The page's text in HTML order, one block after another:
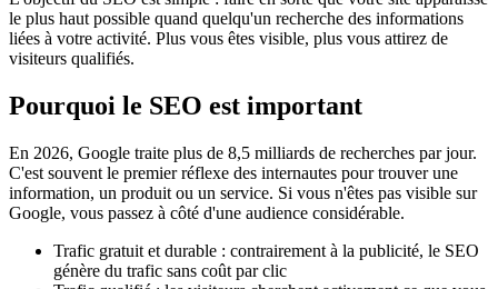
le plus haut possible quand quelqu'un recherche des informations
liées à votre activité. Plus vous êtes visible, plus vous attirez de
visiteurs qualifiés.
Pourquoi le SEO est important
En 2026, Google traite plus de 8,5 milliards de recherches par jour.
C'est souvent le premier réflexe des internautes pour trouver une
information, un produit ou un service. Si vous n'êtes pas visible sur
Google, vous passez à côté d'une audience considérable.
Trafic gratuit et durable : contrairement à la publicité, le SEO
génère du trafic sans coût par clic